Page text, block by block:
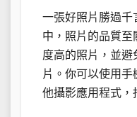
一張好照片勝過千
中，照片的品質
度高的照片，並避
片。你可以使用
他攝影應用程式，